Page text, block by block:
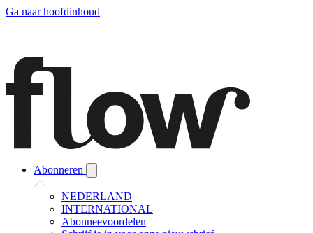
Ga naar hoofdinhoud
Abonneren
NEDERLAND
INTERNATIONAL
Abonneevoordelen